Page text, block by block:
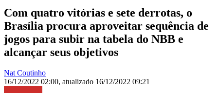
Com quatro vitórias e sete derrotas, o
Brasília procura aproveitar sequência de
jogos para subir na tabela do NBB e
alcançar seus objetivos
Nat Coutinho
16/12/2022 02:00, atualizado 16/12/2022 09:21